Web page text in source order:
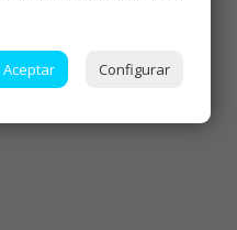
en el fondo del varoma.
Aceptar Configurar